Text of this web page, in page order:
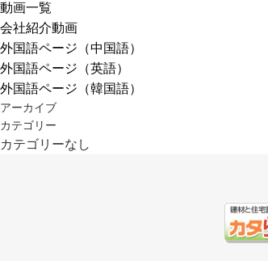
動画一覧
会社紹介動画
外国語ページ（中国語）
外国語ページ（英語）
外国語ページ（韓国語）
アーカイブ
カテゴリー
カテゴリーなし